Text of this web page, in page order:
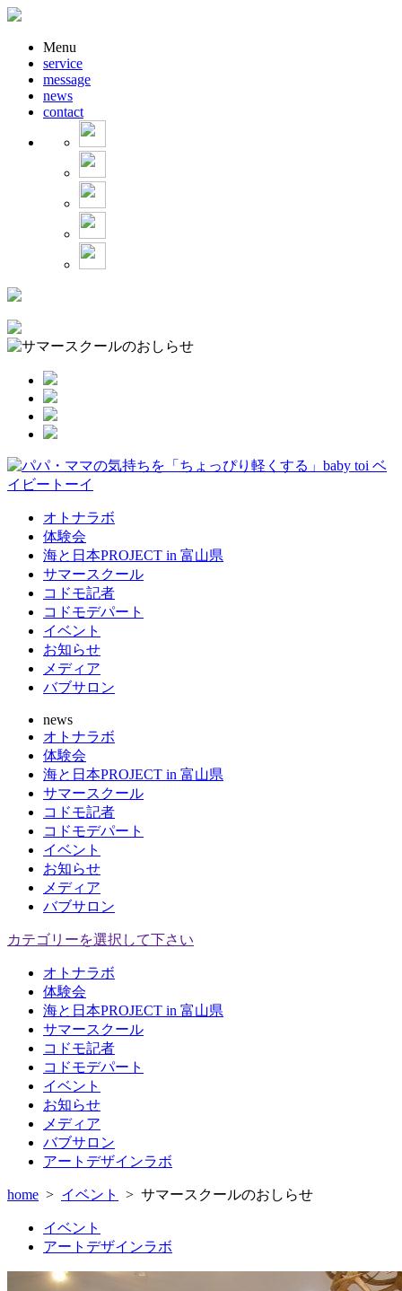
Menu
service
message
news
contact
オトナラボ
体験会
海と日本PROJECT in 富山県
サマースクール
コドモ記者
コドモデパート
イベント
お知らせ
メディア
バブサロン
news
オトナラボ
体験会
海と日本PROJECT in 富山県
サマースクール
コドモ記者
コドモデパート
イベント
お知らせ
メディア
バブサロン
カテゴリーを選択して下さい
オトナラボ
体験会
海と日本PROJECT in 富山県
サマースクール
コドモ記者
コドモデパート
イベント
お知らせ
メディア
バブサロン
アートデザインラボ
home > イベント > サマースクールのおしらせ
イベント
アートデザインラボ